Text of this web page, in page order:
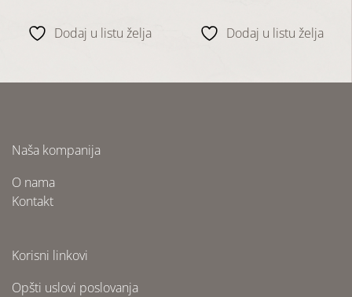
Dodaj u listu želja Dodaj u listu želja
Naša kompanija
O nama
Kontakt
Korisni linkovi
Opšti uslovi poslovanja